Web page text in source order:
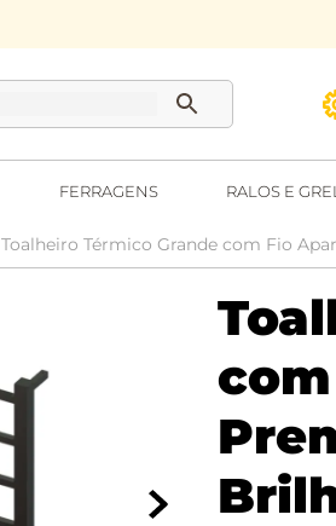
FERRAGENS RALOS E
Toalheiro Térmico Grande com Fio